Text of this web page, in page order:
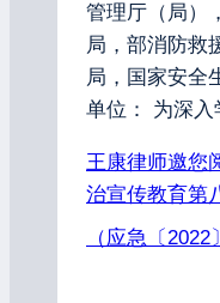
管理厅（局）
局，部消防救
局，国家安全
单位： 为深
王康律师邀您
治宣传教育第
（应急〔2022